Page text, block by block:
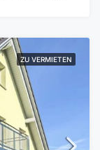
ZU VERMIETEN